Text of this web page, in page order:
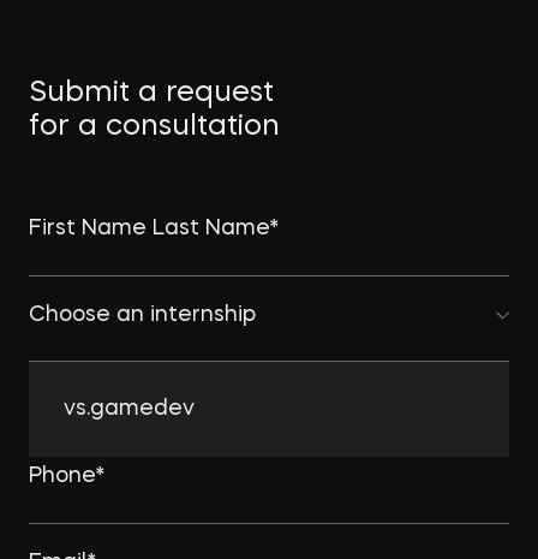
Submit a request
for a consultation
Choose an internship
vs.gamedev